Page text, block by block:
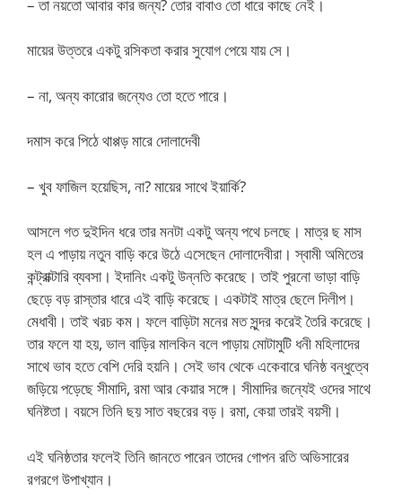
– তা নয়তো আবার কার জন্য? তোর বাবাও তো ধারে কাছে নেই।
মায়ের উত্তরে একটু রসিকতা করার সুযোগ পেয়ে যায় সে।
– না, অন্য কারোর জন্যেও তো হতে পারে।
দমাস করে পিঠে থাপ্পড় মারে দোলাদেবী
– খুব ফাজিল হয়েছিস, না? মায়ের সাথে ইয়ার্কি?
আসলে গত দুইদিন ধরে তার মনটা একটু অন্য পথে চলছে। মাত্র ছ মাস
হল এ পাড়ায় নতুন বাড়ি করে উঠে এসেছেন দোলাদেবীরা। স্বামী অমিতের
কন্ট্রাক্টারি ব্যবসা। ইদানিং একটু উন্নতি করেছে। তাই পুরনো ভাড়া বাড়ি
ছেড়ে বড় রাস্তার ধারে এই বাড়ি করেছে। একটাই মাত্র ছেলে দিলীপ।
মেধাবী। তাই খরচ কম। ফলে বাড়িটা মনের মত সুন্দর করেই তৈরি করেছে।
তার ফলে যা হয়, ভাল বাড়ির মালকিন বলে পাড়ায় মোটামুটি ধনী মহিলাদের
সাথে ভাব হতে বেশি দেরি হয়নি। সেই ভাব থেকে একেবারে ঘনিষ্ঠ বন্ধুত্বে
জড়িয়ে পড়েছে সীমাদি, রমা আর কেয়ার সঙ্গে। সীমাদির জন্যেই ওদের সাথে
ঘনিষ্টতা। বয়সে তিনি ছয় সাত বছরের বড়। রমা, কেয়া তারই বয়সী।
এই ঘনিষ্ঠতার ফলেই তিনি জানতে পারেন তাদের গোপন রতি অভিসারের
রগরগে উপাখ্যান।